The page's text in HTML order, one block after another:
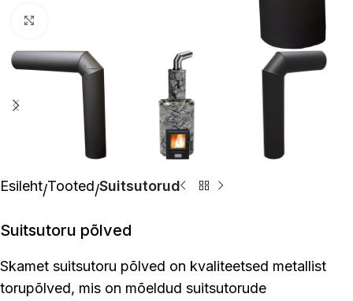
Esileht Tooted Suitsutorud
Suitsutoru põlved
Skamet suitsutoru põlved on kvaliteetsed metallist
torupõlved, mis on mõeldud suitsutorude